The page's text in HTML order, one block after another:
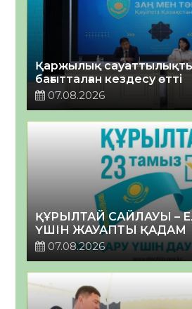
Қаржылық сауаттылықты
бағытталған кездесу өтті
07.08.2026
ҚҰРЫЛТАЙ САЙЛАУЫ –
ҮШІН ЖАУАПТЫ ҚАДАМ
07.08.2026